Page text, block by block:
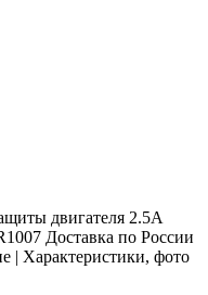
двигателя 2.5А
Доставка по России
| Характеристики, фото